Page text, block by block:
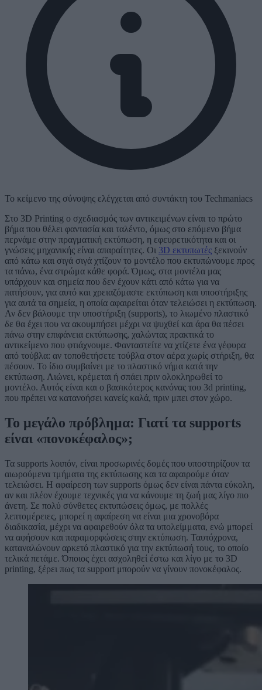
Το κείμενο της σύνοψης ελέγχεται από συντάκτη του Techmaniacs
Στο 3D Printing ο σχεδιασμός των αντικειμένων είναι το πρώτο
βήμα που θέλει φαντασία και ταλέντο, όμως στο επόμενο βήμα
περνάμε στην πραγματική εκτύπωση, η εφευρετικότητα και οι
γνώσεις μηχανικής είναι απαραίτητες. Οι 3D εκτυπωτές ξεκινούν
από κάτω και σιγά σιγά χτίζουν το μοντέλο που εκτυπώνουμε προς
τα πάνω, ένα στρώμα κάθε φορά. Όμως, στα μοντέλα μας
υπάρχουν και σημεία που δεν έχουν κάτι από κάτω για να
πατήσουν, για αυτό και χρειαζόμαστε εκτύπωση και υποστήριξης
για αυτά τα σημεία, η οποία αφαιρείται όταν τελειώσει η εκτύπωση.
Αν δεν βάλουμε την υποστήριξη (supports), το λιωμένο πλαστικό
δε θα έχει που να ακουμπήσει μέχρι να ψυχθεί και άρα θα πέσει
πάνω στην επιφάνεια εκτύπωσης, χαλώντας πρακτικά το
αντικείμενο που φτιάχνουμε. Φανταστείτε να χτίζετε ένα γέφυρα
από τούβλα: αν τοποθετήσετε τούβλα στον αέρα χωρίς στήριξη, θα
πέσουν. Το ίδιο συμβαίνει με το πλαστικό νήμα κατά την
εκτύπωση. Λιώνει, κρέμεται ή σπάει πριν ολοκληρωθεί το
μοντέλο. Αυτός είναι και ο βασικότερος κανόνας του 3d printing,
που πρέπει να κατανοήσει κανείς καλά, πριν μπει στον χώρο.
Το μεγάλο πρόβλημα: Γιατί τα supports
είναι «πονοκέφαλος»;
Τα supports λοιπόν, είναι προσωρινές δομές που υποστηρίζουν τα
αιωρούμενα τμήματα της εκτύπωσης και τα αφαιρούμε όταν
τελειώσει. Η αφαίρεση των supports όμως δεν είναι πάντα εύκολη,
αν και πλέον έχουμε τεχνικές για να κάνουμε τη ζωή μας λίγο πιο
άνετη. Σε πολύ σύνθετες εκτυπώσεις όμως, με πολλές
λεπτομέρειες, μπορεί η αφαίρεση να είναι μια χρονοβόρα
διαδικασία, μέχρι να αφαιρεθούν όλα τα υπολείμματα, ενώ μπορεί
να αφήσουν και παραμορφώσεις στην εκτύπωση. Ταυτόχρονα,
καταναλώνουν αρκετό πλαστικό για την εκτύπωσή τους, το οποίο
τελικά πετάμε. Όποιος έχει ασχοληθεί έστω και λίγο με το 3D
printing, ξέρει πως τα support μπορούν να γίνουν πονοκέφαλος.